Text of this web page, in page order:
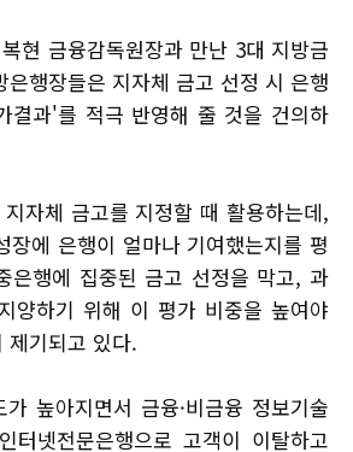
현 금융감독원장과 만난 3대 지방금
행장들은 지자체 금고 선정 시 은행
결과'를 적극 반영해 줄 것을 건의하
자체 금고를 지정할 때 활용하는데,
장에 은행이 얼마나 기여했는지를 평
은행에 집중된 금고 선정을 막고, 과
양하기 위해 이 평가 비중을 높여야
제기되고 있다.
높아지면서 금융·비금융 정보기술
터넷전문은행으로 고객이 이탈하고